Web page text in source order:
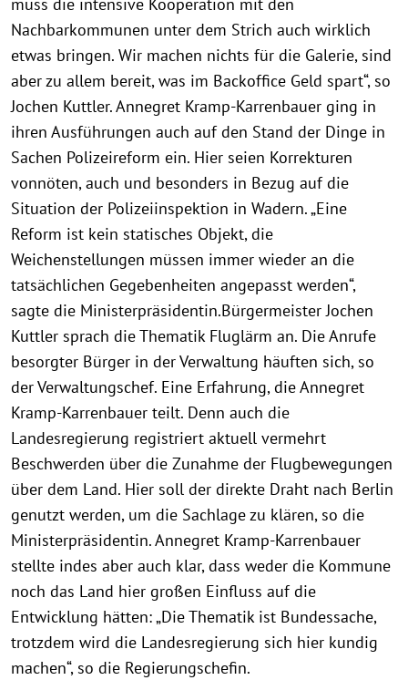
muss die intensive Kooperation mit den
Nachbarkommunen unter dem Strich auch wirklich
etwas bringen. Wir machen nichts für die Galerie, sind
aber zu allem bereit, was im Backoffice Geld spart“, so
Jochen Kuttler. Annegret Kramp-Karrenbauer ging in
ihren Ausführungen auch auf den Stand der Dinge in
Sachen Polizeireform ein. Hier seien Korrekturen
vonnöten, auch und besonders in Bezug auf die
Situation der Polizeiinspektion in Wadern. „Eine
Reform ist kein statisches Objekt, die
Weichenstellungen müssen immer wieder an die
tatsächlichen Gegebenheiten angepasst werden“,
sagte die Ministerpräsidentin.Bürgermeister Jochen
Kuttler sprach die Thematik Fluglärm an. Die Anrufe
besorgter Bürger in der Verwaltung häuften sich, so
der Verwaltungschef. Eine Erfahrung, die Annegret
Kramp-Karrenbauer teilt. Denn auch die
Landesregierung registriert aktuell vermehrt
Beschwerden über die Zunahme der Flugbewegungen
über dem Land. Hier soll der direkte Draht nach Berlin
genutzt werden, um die Sachlage zu klären, so die
Ministerpräsidentin. Annegret Kramp-Karrenbauer
stellte indes aber auch klar, dass weder die Kommune
noch das Land hier großen Einfluss auf die
Entwicklung hätten: „Die Thematik ist Bundessache,
trotzdem wird die Landesregierung sich hier kundig
machen“, so die Regierungschefin.